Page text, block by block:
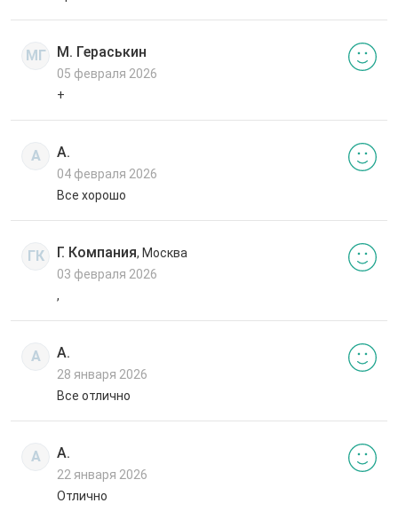
МГ М. Гераськин
05 февраля 2026
+
А А.
04 февраля 2026
Все хорошо
ГК Г. Компания, Москва
03 февраля 2026
,
А А.
28 января 2026
Все отлично
А А.
22 января 2026
Отлично